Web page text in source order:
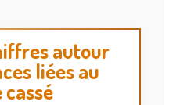
autour
liées au